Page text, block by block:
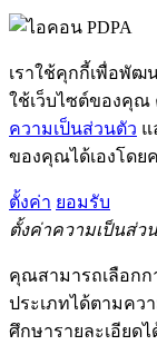
เราใช้คุกกี้เพื่อพั
ใช้เว็บไซต์ของคุณ
ความเป็นส่วนตัว แ
ของคุณได้เองโดย
ตั้งค่า ยอมรับ
ตั้งค่าความเป็นส่ว
คุณสามารถเลือกก
ประเภทได้ตามคว
ศึกษารายละเอียดไ